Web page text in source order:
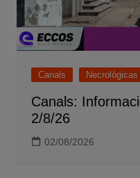
Canals Necrológicas
Canals:
2/8/26
02/08/2026